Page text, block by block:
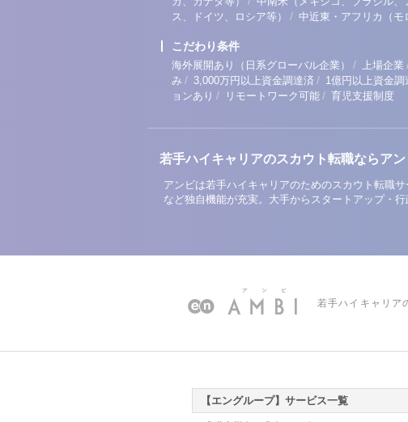
ス、ドイツ、ロシア等）
/ 中近東・アフリカ（モ
こだわり条件
海外展開あり（日系グローバル企業） / 上場企業
み / 3,000万円以上資金調達済 / 1億円以上資金調
ョンあり / リモートワーク可能 / 育児支援制度
若手ハイキャリアのスカウト転職ならアン
アンビは若手ハイキャリアのためのスカウト転職
など独自機能が充実。大手からスタートアップ・行
若手ハイキャリア
【エングループ】サービス一覧